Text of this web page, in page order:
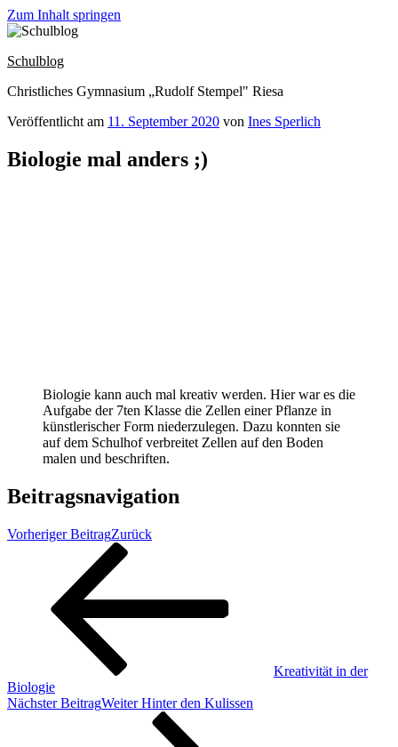
Zum Inhalt springen
Schulblog
Christliches Gymnasium „Rudolf Stempel" Riesa
Veröffentlicht am 11. September 2020 von Ines Sperlich
Biologie mal anders ;)
Biologie kann auch mal kreativ werden. Hier war es die
Aufgabe der 7ten Klasse die Zellen einer Pflanze in
künstlerischer Form niederzulegen. Dazu konnten sie
auf dem Schulhof verbreitet Zellen auf den Boden
malen und beschriften.
Beitragsnavigation
Vorheriger BeitragZurück
Kreativität in der
Biologie
Nächster BeitragWeiter Hinter den Kulissen